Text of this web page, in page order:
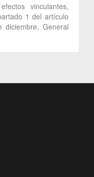
vinculantes,
1 del artículo
General